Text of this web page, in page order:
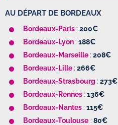
AU DÉPART DE BORDEAUX
Bordeaux-Paris : 200€
Bordeaux-Lyon : 188€
Bordeaux-Marseille : 208€
Bordeaux-Lille : 266€
Bordeaux-Strasbourg : 273€
Bordeaux-Rennes : 136€
Bordeaux-Nantes : 115€
Bordeaux-Toulouse : 80€